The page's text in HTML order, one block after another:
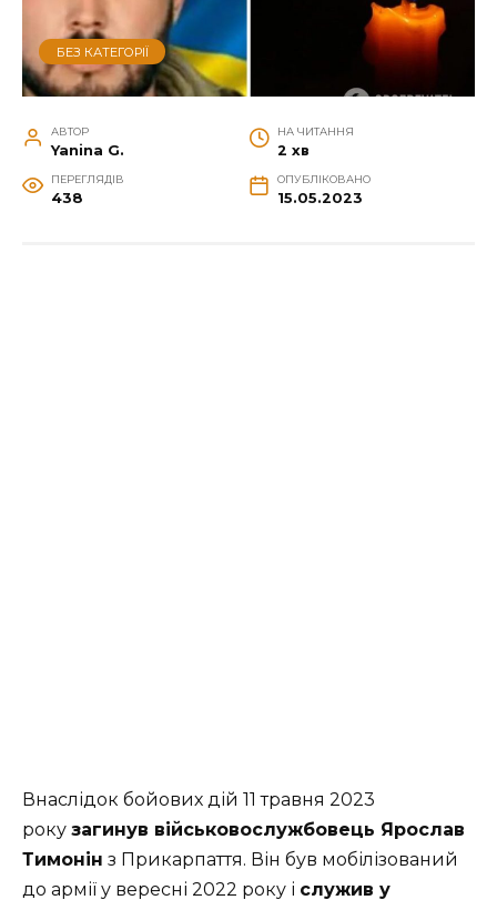
БЕЗ КАТЕГОРІЇ
АВТОР
Yanina G.
НА ЧИТАННЯ
2 хв
ПЕРЕГЛЯДІВ
438
ОПУБЛІКОВАНО
15.05.2023
Внаслідок бойових дій 11 травня 2023
року загинув військовослужбовець Ярослав
Тимонін з Прикарпаття. Він був мобілізований
до армії у вересні 2022 року і служив у